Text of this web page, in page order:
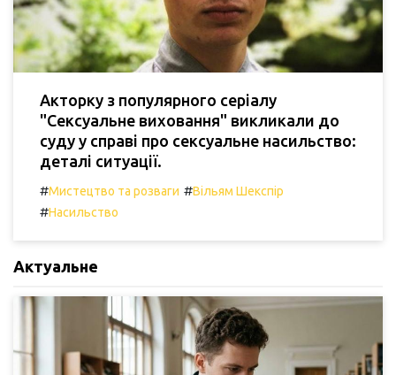
Акторку з популярного серіалу
"Сексуальне виховання" викликали до
суду у справі про сексуальне насильство:
деталі ситуації.
#Мистецтво та розваги #Вільям Шекспір
#Насильство
Актуальне